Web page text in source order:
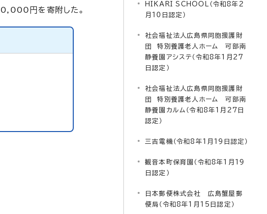
円を寄附した。
HIKARI SCHOOL（令和8年2
月10日認定）
社会福祉法人広島県同胞援護財
団 特別養護老人ホーム 可部南
静養園アシステ（令和8年1月27
日認定）
社会福祉法人広島県同胞援護財
団 特別養護老人ホーム 可部南
静養園カルム（令和8年1月27日
認定）
三吉電機（令和8年1月19日認定）
観音本町保育園（令和8年1月19
日認定）
日本郵便株式会社 広島蟹屋郵
便局（令和8年1月15日認定）